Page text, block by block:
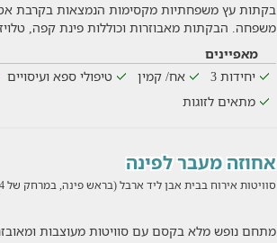
בקתות עץ משפחתיות מקסימות הנמצאות בקרבת
משפחה. הבקתות מאבוזרות וכוללות פינת קפה,
מאפיינים
יחידות 3
אח/ קמין טיפולי ספא ועיסויים
מתאים לזוגות
אחוזה מעבר לפינה
סוויטות אירוח בבית אבן ליד ארבל (בראש פינה, במרחק של 18.4 ק"מ)
מתחם נופש מלא בקסם עם סוויטות מעוצבות